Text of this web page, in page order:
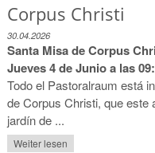
Corpus Christi
30.04.2026
Santa Misa de Corpus
Jueves 4 de Junio a las
Todo el Pastoralraum está
de Corpus Christi, que este
jardín de ...
Weiter lesen